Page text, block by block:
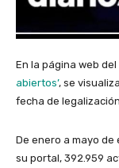
En la página web del
abiertos’, se
fecha de legalización.
De enero a mayo de
su portal, 392.959